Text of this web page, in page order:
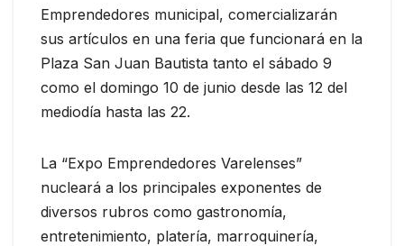
Emprendedores municipal, comercializarán
sus artículos en una feria que funcionará en la
Plaza San Juan Bautista tanto el sábado 9
como el domingo 10 de junio desde las 12 del
mediodía hasta las 22.
La “Expo Emprendedores Varelenses”
nucleará a los principales exponentes de
diversos rubros como gastronomía,
entretenimiento, platería, marroquinería,